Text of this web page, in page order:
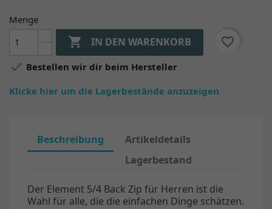
Menge
 IN DEN WARENKORB
favorite_border
 Bestellen wir dir beim Hersteller
Klicke hier um die Lagerbestände anzuzeigen
Beschreibung
Artikeldetails
Lagerbestand
Der Element 5/4 Back Zip für Herren ist die
Wahl für alle, die die einfachen Dinge schätzen.